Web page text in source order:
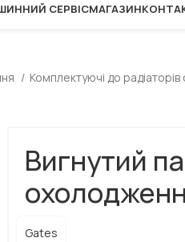
СЕРВІСМАГАЗИН
Комплектуючі до
Вигнутий
Gates